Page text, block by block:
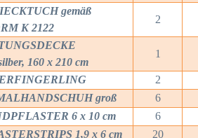
gemäß
K 2122
2
160 x 210 cm
1
2
groß
6
6 x 10 cm
6
1,9 x 6 cm
20